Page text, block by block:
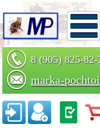
8 (905) 825-82-
marka-